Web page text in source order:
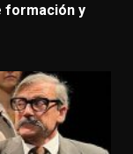
formación y